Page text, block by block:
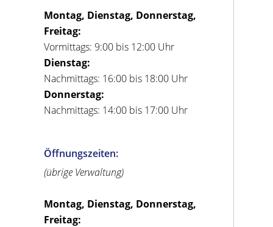
Montag, Dienstag, Donnerstag,
Freitag:
Vormittags: 9:00 bis 12:00 Uhr
Dienstag:
Nachmittags: 16:00 bis 18:00 Uhr
Donnerstag:
Nachmittags: 14:00 bis 17:00 Uhr
Öffnungszeiten:
(übrige Verwaltung)
Montag, Dienstag, Donnerstag,
Freitag: